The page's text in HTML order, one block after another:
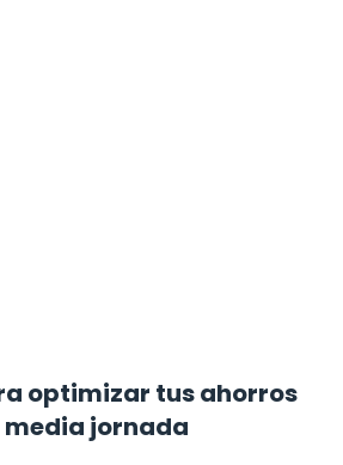
optimizar tus ahorros
jornada